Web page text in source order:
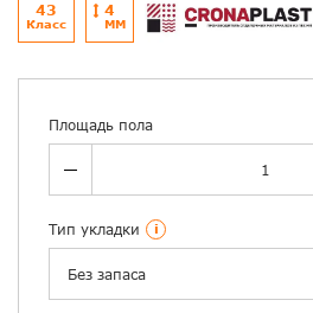
43
Класс
4
ММ
Площадь пола
Тип укладки i
Без запаса